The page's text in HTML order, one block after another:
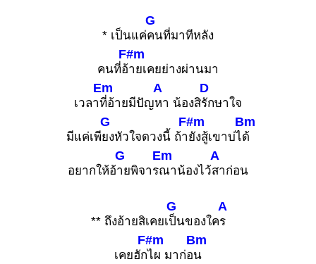
* เป็นแค่
G
คนที่มาทีหลัง
คนที่อ้
F#m
ายเคยย่างผ่านมา
เวลา
Em
ที่อ้ายมีปัญ
A
หา น้องสิ
D
รักษาใจ
มีแค่เพี
G
ยงหัวใจดวงนี้ ถ้า
F#m
ยังสู้เขาบ่ไ
Bm
ด้
อยากให้อ้
G
ายพิจาร
Em
ณาน้องไว้
A
สาก่อน
** ถึงอ้ายสิเคยเ
G
ป็นของใค
A
ร
เคยฮัก
F#m
ไผ มาก่อ
Bm
น